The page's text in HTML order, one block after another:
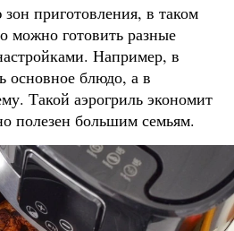
приготовления, в таком
можно готовить разные
Например, в
основное блюдо, а в
Такой аэрогриль экономит
полезен большим семьям.